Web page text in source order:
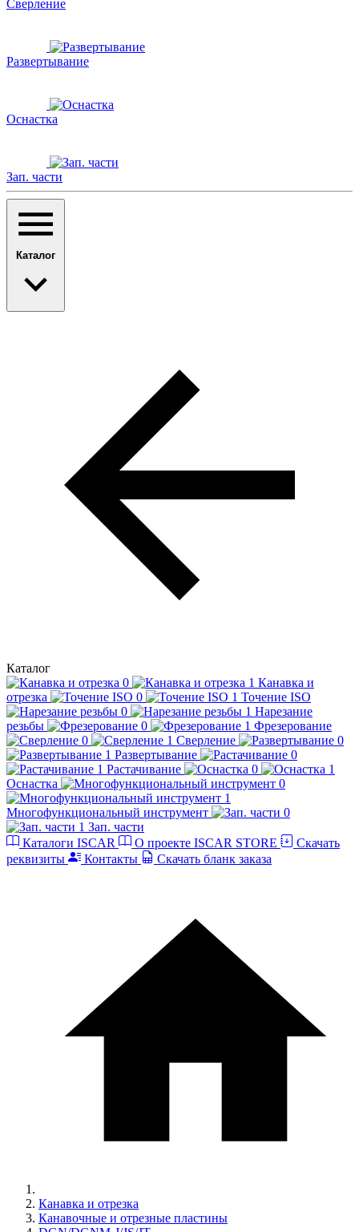
Сверление
Развертывание
Оснастка
Зап. части
Каталог
Каталог
Канавка и
отрезка
Точение ISO
Нарезание
резьбы
Фрезерование
Сверление
Развертывание
Растачивание
Оснастка
Многофункциональный инструмент
Зап. части
Каталоги ISCAR
О проекте ISCAR STORE
Скачать
реквизиты
Контакты Скачать бланк заказа
Канавка и отрезка
Канавочные и отрезные пластины